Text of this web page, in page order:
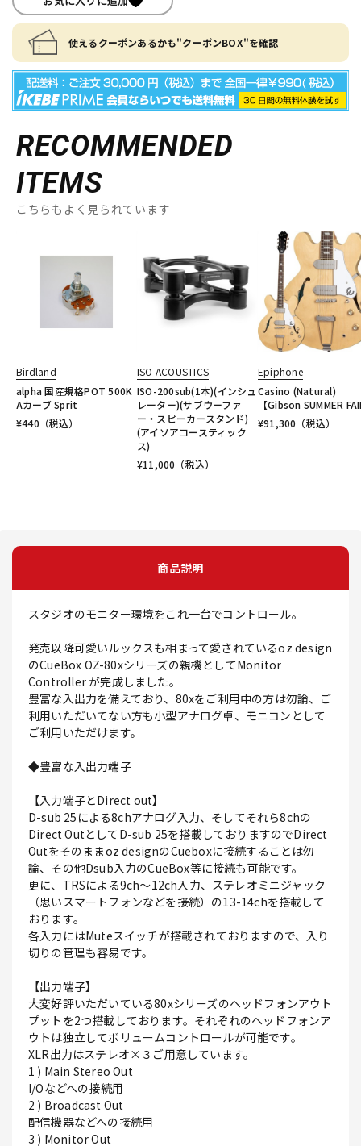
使えるクーポンあるかも"クーポンBOX"を確認
RECOMMENDED
ITEMS
こちらもよく見られています
Birdland
alpha 国産規格POT 500K
Aカーブ Sprit
¥440 （税込）
ISO ACOUSTICS
ISO-200sub(1本)(インシュ
レーター)(サブウーファ
ー・スピーカースタンド)
(アイソアコースティック
ス)
¥11,000 （税込）
Epiphone
Casino (Natural)
【Gibson SUMMER
¥91,300 （税込）
商品説明
スタジオのモニター環境をこれ一台でコントロール。
発売以降可愛いルックスも相まって愛されているoz design
のCueBox OZ-80xシリーズの親機としてMonitor
Controller が完成しました。
豊富な入出力を備えており、80xをご利用中の方は勿論、ご
利用いただいてない方も小型アナログ卓、モニコンとして
ご利用いただけます。
◆豊富な入出力端子
【入力端子とDirect out】
D-sub 25による8chアナログ入力、そしてそれら8chの
Direct OutとしてD-sub 25を搭載しておりますのでDirect
Outをそのままoz designのCueboxに接続することは勿
論、その他Dsub入力のCueBox等に接続も可能です。
更に、TRSによる9ch～12ch入力、ステレオミニジャック
（思いスマートフォンなどを接続）の13-14chを搭載して
おります。
各入力にはMuteスイッチが搭載されておりますので、入り
切りの管理も容易です。
【出力端子】
大変好評いただいている80xシリーズのヘッドフォンアウト
プットを2つ搭載しております。それぞれのヘッドフォンア
ウトは独立してボリュームコントロールが可能です。
XLR出力はステレオ×３ご用意しています。
1 ) Main Stereo Out
I/Oなどへの接続用
2 ) Broadcast Out
配信機器などへの接続用
3 ) Monitor Out